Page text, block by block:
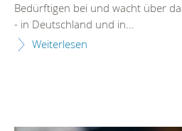
Bedürftigen bei und wacht über
- in Deutschland und in...
Weiterlesen